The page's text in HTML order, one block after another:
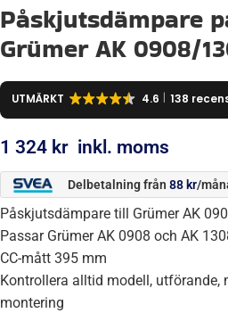
Påskjutsdämpare
Grümer AK 0908/
UTMÄRKT 4.6 138
1 324 kr inkl. moms
Delbetalning från 88 kr/
Påskjutsdämpare till Grümer AK
Passar Grümer AK 0908 och AK
CC-mått 395 mm
Kontrollera alltid modell,
montering